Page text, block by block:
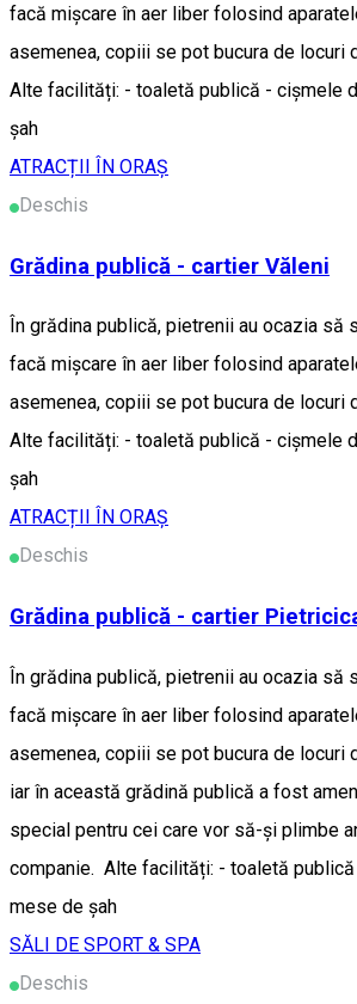
facă mișcare în aer liber folosind
asemenea, copiii se pot bucura de locuri
Alte facilități: - toaletă publică - cișmele
șah
ATRACȚII ÎN ORAȘ
Deschis
Grădina publică - cartier Văleni
În grădina publică, pietrenii au ocazia să
facă mișcare în aer liber folosind
asemenea, copiii se pot bucura de locuri
Alte facilități: - toaletă publică - cișmele
șah
ATRACȚII ÎN ORAȘ
Deschis
Grădina publică - cartier
În grădina publică, pietrenii au ocazia să
facă mișcare în aer liber folosind
asemenea, copiii se pot bucura de locuri
iar în această grădină publică a fost
special pentru cei care vor să-și plimbe
companie. Alte facilități: - toaletă
mese de șah
SĂLI DE SPORT & SPA
Deschis